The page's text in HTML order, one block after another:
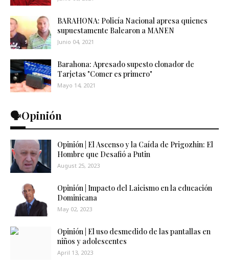
BARAHONA: Policía Nacional apresa quienes
supuestamente Balearon a MANEN
Junio 04, 2021
Barahona: Apresado supesto clonador de
Tarjetas "Comer es primero"
Mayo 14, 2021
🗣️Opinión
Opinión | El Ascenso y la Caída de Prigozhin: El
Hombre que Desafió a Putin
August 25, 2023
Opinión | Impacto del Laicismo en la educación
Dominicana
May 02, 2023
Opinión | El uso desmedido de las pantallas en
niños y adolescentes
April 13, 2023